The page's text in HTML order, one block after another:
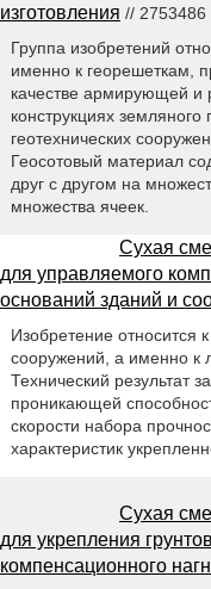
изготовления // 2753486
Группа изобретений
именно к георешеткам,
качестве армирующей и
конструкциях
геотехнических
Геосотовый материал
друг с другом на
множества ячеек.
Сухая
для управляемого
оснований зданий и
Изобретение относится
сооружений, а именно к
Технический результат
проникающей
скорости набора
характеристик
Сухая
для укрепления
компенсационного